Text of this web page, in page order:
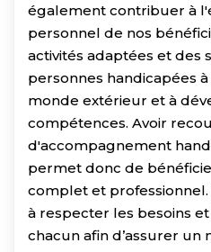
également contribuer à
personnel de nos
activités adaptées et des
personnes handicapées
monde extérieur et à
compétences. Avoir
d'accompagnement
permet donc de
complet et
à respecter les besoins
chacun afin d’assurer un